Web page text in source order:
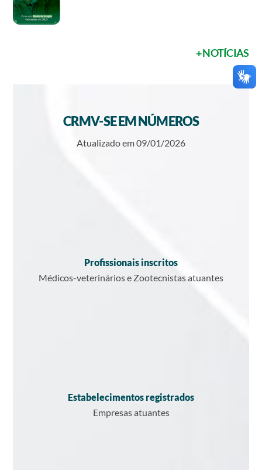
+ NOTÍCIAS
CRMV-SE EM NÚMEROS
Atualizado em 09/01/2026
Profissionais inscritos
Médicos-veterinários e Zootecnistas atuantes
Estabelecimentos registrados
Empresas atuantes